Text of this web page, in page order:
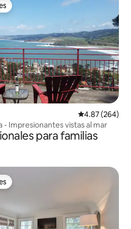
Calificación
4.87 (264)
- Impresionantes vistas al mar
para familias